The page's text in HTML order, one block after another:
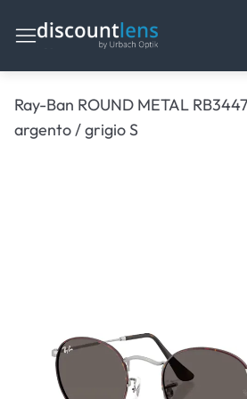
Ray-Ban ROUND METAL
argento / grigio S